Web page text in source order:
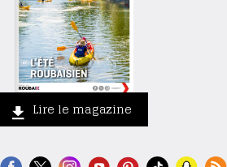
Lire le magazine